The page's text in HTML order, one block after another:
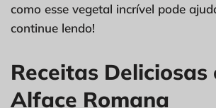
como esse vegetal incrível pode
continue lendo!
Receitas Deliciosas
Alface Romana